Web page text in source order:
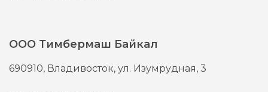
ООО Тимбермаш Байкал
690910, Владивосток,ул. Изумрудная, 3